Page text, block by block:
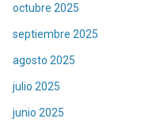
octubre 2025
septiembre 2025
agosto 2025
julio 2025
junio 2025